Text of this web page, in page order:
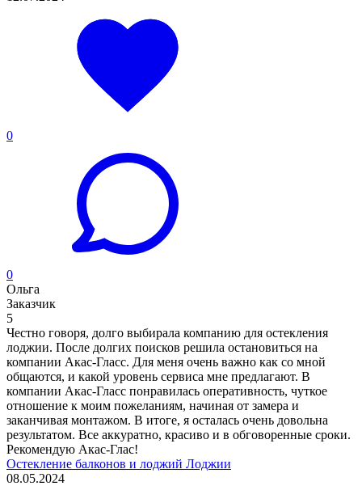
0
0
Ольга
Заказчик
5
Честно говоря, долго выбирала компанию для остекления
лоджии. После долгих поисков решила остановиться на
компании Акас-Гласс. Для меня очень важно как со мной
общаются, и какой уровень сервиса мне предлагают. В
компании Акас-Гласс понравилась оперативность, чуткое
отношение к моим пожеланиям, начиная от замера и
заканчивая монтажом. В итоге, я осталась очень довольна
результатом. Все аккуратно, красиво и в обговоренные сроки.
Рекомендую Акас-Глас!
Остекление балконов и лоджий Лоджии
08.05.2024